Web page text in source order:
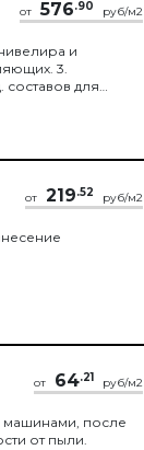
от 576.90 руб/м2
и
3.
для
от 219.52 руб/м2
от 64.21 руб/м2
машинами, после
от пыли.